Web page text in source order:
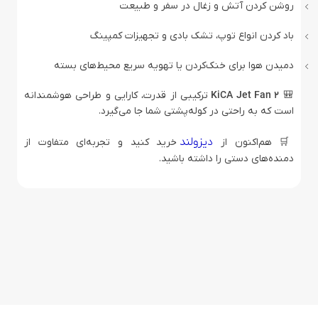
روشن کردن آتش و زغال در سفر و طبیعت
باد کردن انواع توپ، تشک بادی و تجهیزات کمپینگ
دمیدن هوا برای خنک‌کردن یا تهویه سریع محیط‌های بسته
🎒
KiCA Jet Fan 2 ترکیبی از قدرت، کارایی و طراحی هوشمندانه
است که به راحتی در کوله‌پشتی شما جا می‌گیرد.
🛒 هم‌اکنون از دیزولند خرید کنید و تجربه‌ای متفاوت از
دمنده‌های دستی را داشته باشید.